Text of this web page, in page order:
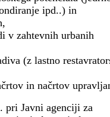
ipd..) in
v zahtevnih urbanih
(z lastno
in načrtov
pri Javni agenciji za